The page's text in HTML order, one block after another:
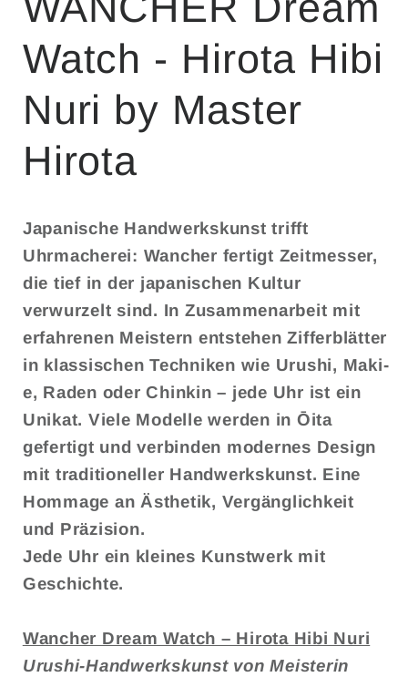
Watch - Hirota Hibi
Nuri by Master
Hirota
Japanische Handwerkskunst trifft
Uhrmacherei: Wancher fertigt Zeitmesser,
die tief in der japanischen Kultur
verwurzelt sind. In Zusammenarbeit mit
erfahrenen Meistern entstehen Zifferblätter
in klassischen Techniken wie Urushi, Maki-
e, Raden oder Chinkin – jede Uhr ist ein
Unikat. Viele Modelle werden in Ōita
gefertigt und verbinden modernes Design
mit traditioneller Handwerkskunst. Eine
Hommage an Ästhetik, Vergänglichkeit
und Präzision.
Jede Uhr ein kleines Kunstwerk mit
Geschichte.
Wancher Dream Watch – Hirota Hibi Nuri
Urushi-Handwerkskunst von Meisterin